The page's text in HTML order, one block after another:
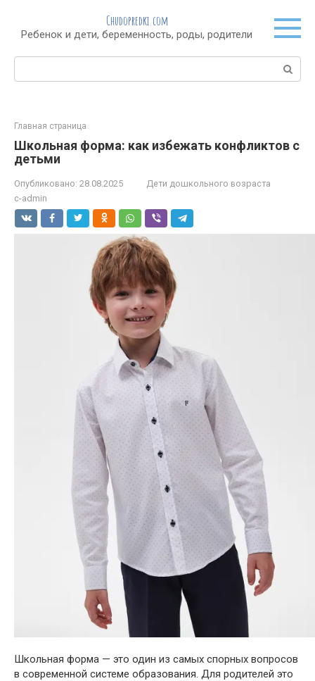
контенту
Chudopredki.com
Ребенок и дети, беременность, роды, родители
Поиск:
Главная страница
Школьная форма: как избежать конфликтов с
детьми
Опубликовано: 28.08.2025
Дети дошкольного возраста
c-admin
Школьная форма — это один из самых спорных вопросов
в современной системе образования. Для родителей это